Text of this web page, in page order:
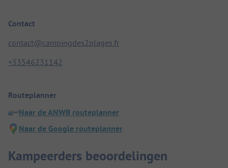
Contact
contact@campingdes2plages.fr
+33546231142
Routeplanner
Naar de ANWB routeplanner
Naar de Google routeplanner
Kampeerders beoordelingen